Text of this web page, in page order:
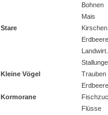
Bohnen
Mais
Stare
Kleine Vögel
Trauben
Kormorane
Flüsse